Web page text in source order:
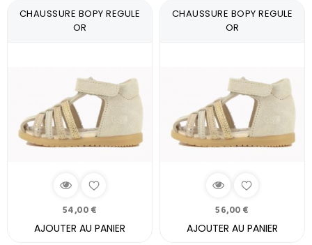
CHAUSSURE BOPY REGULE
OR
54,00 €
AJOUTER AU PANIER
CHAUSSURE BOPY REGULE
OR
56,00 €
AJOUTER AU PANIER